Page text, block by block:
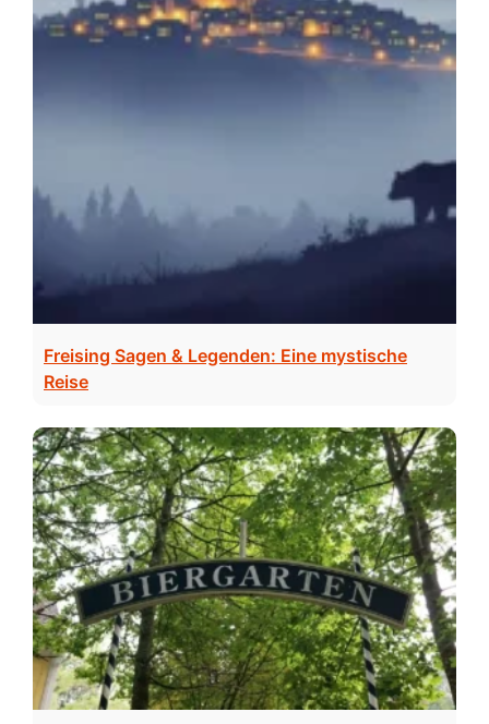
Freising Sagen & Legenden: Eine mystische
Reise